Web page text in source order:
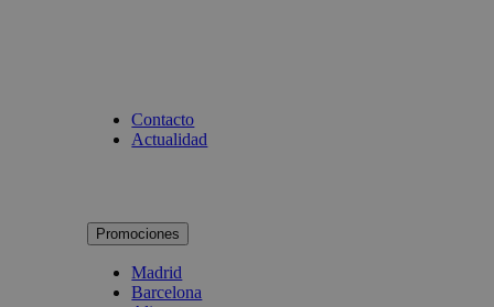
Contacto
Actualidad
Promociones
Madrid
Barcelona